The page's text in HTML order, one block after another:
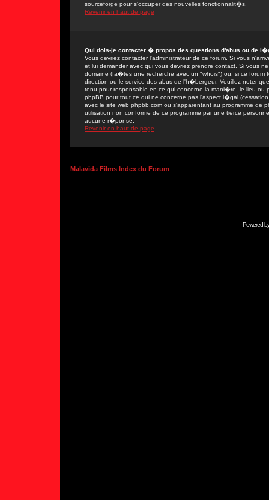
sourceforge pour s'occuper des nouvelles fonctionnalit�s.
Revenir en haut de page
Qui dois-je contacter � propos des questions d'abus ou de
Vous devriez contacter l'administrateur de ce forum. Si vous
et lui demander avec qui vous devriez prendre contact. Si vous
domaine (fa�tes une recherche avec un "whois") ou, si ce
direction ou le service des abus de l'h�bergeur. Veuillez noter
tenu pour responsable en ce qui concerne la mani�re, le lieu
phpBB pour tout ce qui ne concerne pas l'aspect l�gal
avec le site web phpbb.com ou s'apparentant au programme de
utilisation non conforme de ce programme par une tierce
aucune r�ponse.
Revenir en haut de page
Malavida Films Index du Forum
Powered